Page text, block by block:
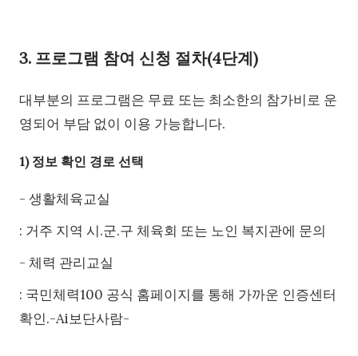
3. 프로그램 참여 신청 절차(4단계)
대부분의 프로그램은 무료 또는 최소한의 참가비로 운
영되어 부담 없이 이용 가능합니다.
1) 정보 확인 경로 선택
- 생활체육교실
: 거주 지역 시.군.구 체육회 또는 노인 복지관에 문의
- 체력 관리교실
: 국민체력100 공식 홈페이지를 통해 가까운 인증센터
확인.-Ai보단사람-